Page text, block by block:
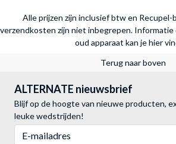
Alle prijzen zijn inclusief btw en Recupel-
verzendkosten zijn niet inbegrepen. Informatie
oud apparaat kan je hier
Terug naar boven
ALTERNATE nieuwsbrief
Blijf op de hoogte van nieuwe producten,
leuke wedstrijden!